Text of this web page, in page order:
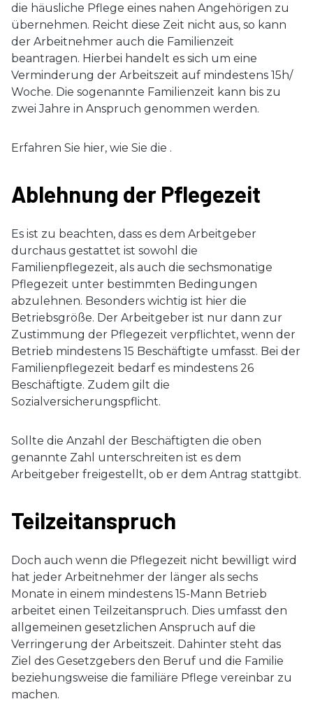
die häusliche Pflege eines nahen Angehörigen zu
übernehmen. Reicht diese Zeit nicht aus, so kann
der Arbeitnehmer auch die Familienzeit
beantragen. Hierbei handelt es sich um eine
Verminderung der Arbeitszeit auf mindestens 15h/
Woche. Die sogenannte Familienzeit kann bis zu
zwei Jahre in Anspruch genommen werden.
Erfahren Sie hier, wie Sie die .
Ablehnung der Pflegezeit
Es ist zu beachten, dass es dem Arbeitgeber
durchaus gestattet ist sowohl die
Familienpflegezeit, als auch die sechsmonatige
Pflegezeit unter bestimmten Bedingungen
abzulehnen. Besonders wichtig ist hier die
Betriebsgröße. Der Arbeitgeber ist nur dann zur
Zustimmung der Pflegezeit verpflichtet, wenn der
Betrieb mindestens 15 Beschäftigte umfasst. Bei der
Familienpflegezeit bedarf es mindestens 26
Beschäftigte. Zudem gilt die
Sozialversicherungspflicht.
Sollte die Anzahl der Beschäftigten die oben
genannte Zahl unterschreiten ist es dem
Arbeitgeber freigestellt, ob er dem Antrag stattgibt.
Teilzeitanspruch
Doch auch wenn die Pflegezeit nicht bewilligt wird
hat jeder Arbeitnehmer der länger als sechs
Monate in einem mindestens 15-Mann Betrieb
arbeitet einen Teilzeitanspruch. Dies umfasst den
allgemeinen gesetzlichen Anspruch auf die
Verringerung der Arbeitszeit. Dahinter steht das
Ziel des Gesetzgebers den Beruf und die Familie
beziehungsweise die familiäre Pflege vereinbar zu
machen.